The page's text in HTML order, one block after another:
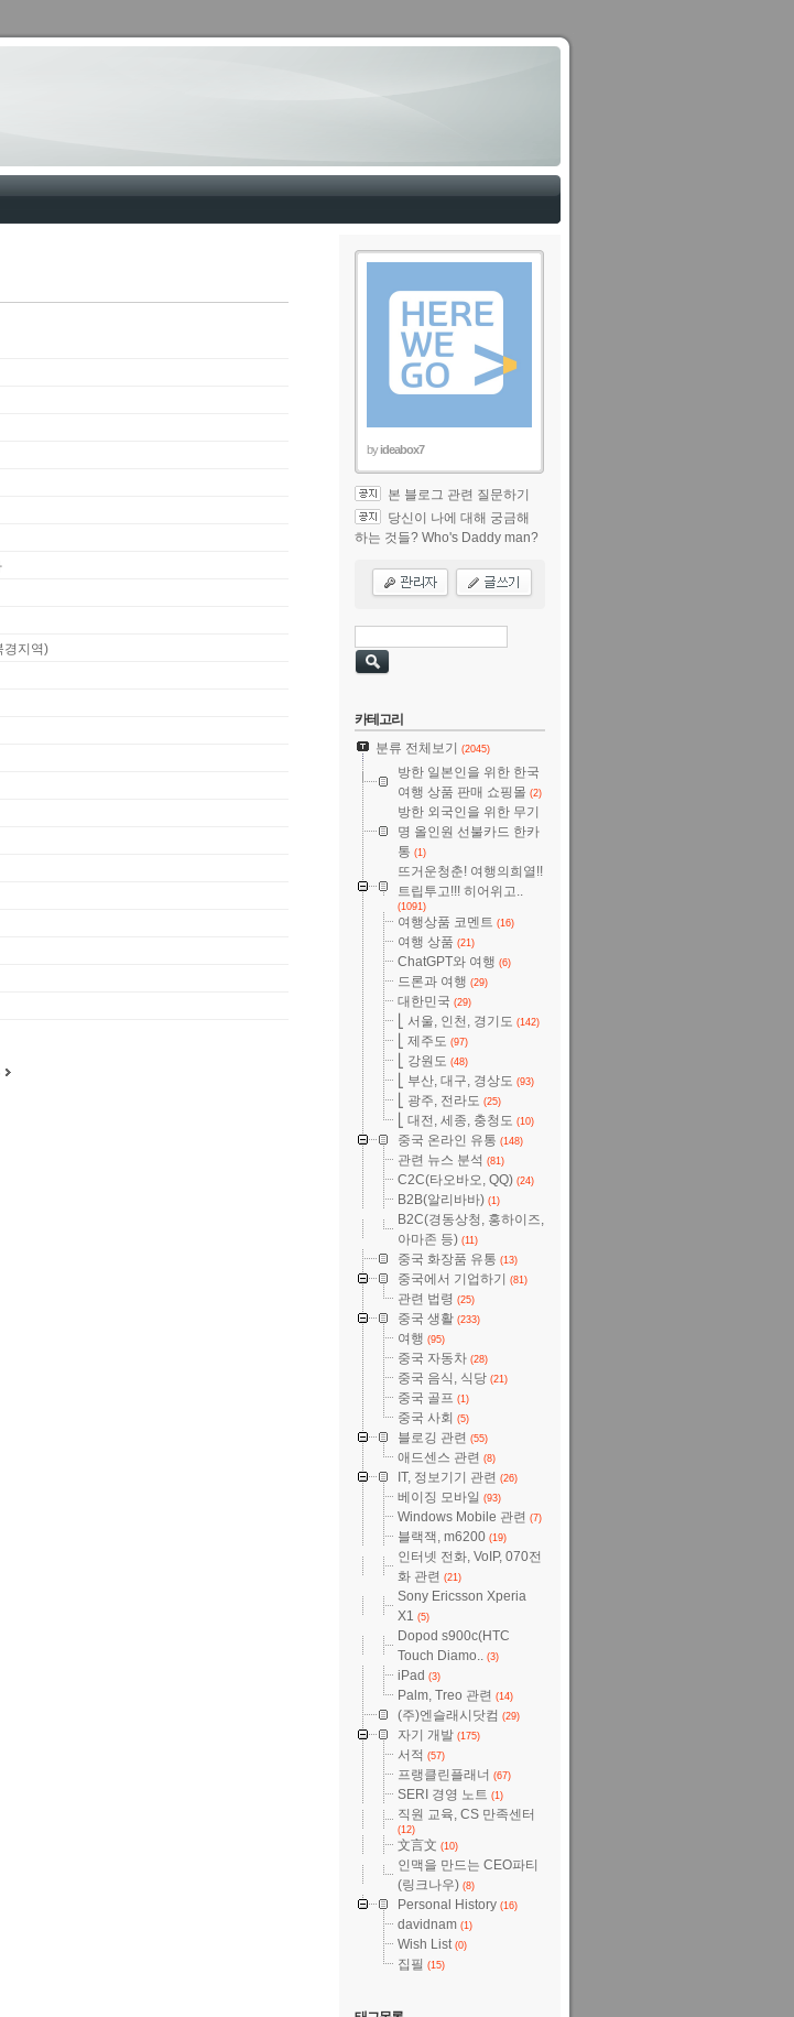
경지역)
byideabox7
본 블로그 관련 질문하기
당신이 나에 대해 궁금해
하는 것들? Who's Daddy man?
카테고리
분류 전체보기
(2045)
방한 일본인을 위한 한국
여행 상품 판매 쇼핑몰 (2)
방한 외국인을 위한 무기
명 올인원 선불카드 한카
통 (1)
뜨거운청춘! 여행의희열!!
트립투고!!! 히어위고..
(1091)
여행상품 코멘트 (16)
여행 상품 (21)
ChatGPT와 여행 (6)
드론과 여행 (29)
대한민국 (29)
⎣ 서울, 인천, 경기도 (142)
⎣ 제주도 (97)
⎣ 강원도 (48)
⎣ 부산, 대구, 경상도 (93)
⎣ 광주, 전라도 (25)
⎣ 대전, 세종, 충청도 (10)
중국 온라인 유통 (148)
관련 뉴스 분석 (81)
C2C(타오바오, QQ) (24)
B2B(알리바바) (1)
B2C(경동상청, 홍하이즈,
아마존 등) (11)
중국 화장품 유통 (13)
중국에서 기업하기 (81)
관련 법령 (25)
중국 생활 (233)
여행 (95)
중국 자동차 (28)
중국 음식, 식당 (21)
중국 골프 (1)
중국 사회 (5)
블로깅 관련 (55)
애드센스 관련 (8)
IT, 정보기기 관련 (26)
베이징 모바일 (93)
Windows Mobile 관련 (7)
블랙잭, m6200 (19)
인터넷 전화, VoIP, 070전
화 관련 (21)
Sony Ericsson Xperia
X1 (5)
Dopod s900c(HTC
Touch Diamo.. (3)
iPad (3)
Palm, Treo 관련 (14)
(주)엔슬래시닷컴 (29)
자기 개발 (175)
서적 (57)
프랭클린플래너 (67)
SERI 경영 노트 (1)
직원 교육, CS 만족센터
(12)
文言文 (10)
인맥을 만드는 CEO파티
(링크나우) (8)
Personal History (16)
davidnam (1)
Wish List(0)
집필 (15)